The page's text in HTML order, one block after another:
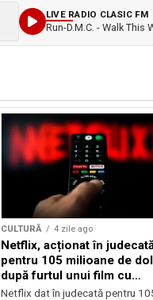
LIVE RADIO CLASIC FM
Run-D.M.C. - Walk This
CULTURĂ 4 zile ago
Netflix, acționat în
pentru 105 milioane de
după furtul unui film cu
Nicolas Cage
Netflix dat în judecată pentru